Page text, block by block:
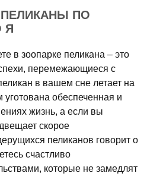
ПО
Я
в зоопарке пеликана – это
перемежающиеся с
в вашем сне летает на
уготована обеспеченная и
жизнь, а если вы
скорое
пеликанов говорит о
счастливо
которые не замедлят